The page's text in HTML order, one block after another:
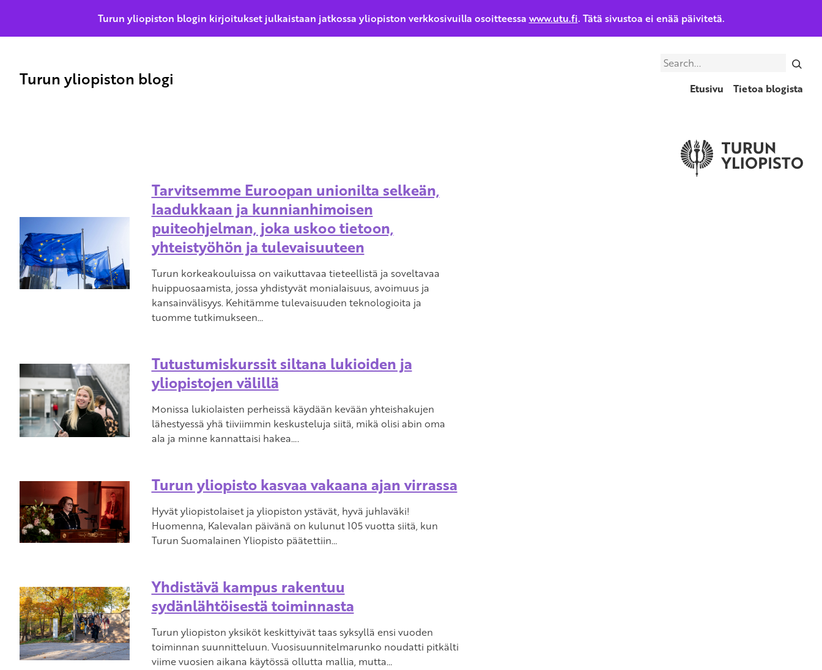
Turun yliopiston blogi
Search
Etusivu
Tietoa blogista
Tarvitsemme Euroopan unionilta selkeän,
laadukkaan ja kunnianhimoisen
puiteohjelman, joka uskoo tietoon,
yhteistyöhön ja tulevaisuuteen
Turun korkeakouluissa on vaikuttavaa tieteellistä ja soveltavaa
huippuosaamista, jossa yhdistyvät monialaisuus, avoimuus ja
kansainvälisyys. Kehitämme tulevaisuuden teknologioita ja
tuomme tutkimukseen…
Tutustumiskurssit siltana lukioiden ja
yliopistojen välillä
Monissa lukiolaisten perheissä käydään kevään yhteishakujen
lähestyessä yhä tiiviimmin keskusteluja siitä, mikä olisi abin oma
ala ja minne kannattaisi hakea….
Turun yliopisto kasvaa vakaana ajan virrassa
Hyvät yliopistolaiset ja yliopiston ystävät, hyvä juhlaväki!
Huomenna, Kalevalan päivänä on kulunut 105 vuotta siitä, kun
Turun Suomalainen Yliopisto päätettiin…
Yhdistävä kampus rakentuu
sydänlähtöisestä toiminnasta
Turun yliopiston yksiköt keskittyivät taas syksyllä ensi vuoden
toiminnan suunnitteluun. Vuosisuunnitelmarunko noudatti pitkälti
viime vuosien aikana käytössä ollutta mallia, mutta…
Turun yliopiston blogin kirjoitukset julkaistaan jatkossa yliopiston verkkosivuilla osoitteessa www.utu.fi. Tätä sivustoa ei enää päivitetä.